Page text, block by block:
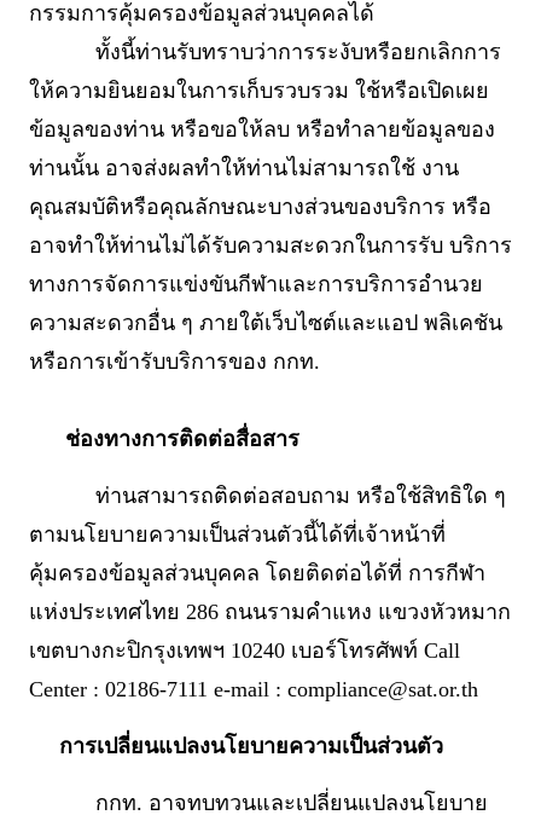
กรรมการคุ้มครองข้อมูลส่วนบุคคลได้
ทั้งนี้ท่านรับทราบว่าการระงับหรือยกเลิกการ
ให้ความยินยอมในการเก็บรวบรวม ใช้หรือเปิดเผย
ข้อมูลของท่าน หรือขอให้ลบ หรือทำลายข้อมูลของ
ท่านนั้น อาจส่งผลทำให้ท่านไม่สามารถใช้ งาน
คุณสมบัติหรือคุณลักษณะบางส่วนของบริการ หรือ
อาจทำให้ท่านไม่ได้รับความสะดวกในการรับ บริการ
ทางการจัดการแข่งขันกีฬาและการบริการอำนวย
ความสะดวกอื่น ๆ ภายใต้เว็บไซต์และแอป พลิเคชัน
หรือการเข้ารับบริการของ กกท.
ช่องทางการติดต่อสื่อสาร
ท่านสามารถติดต่อสอบถาม หรือใช้สิทธิใด ๆ
ตามนโยบายความเป็นส่วนตัวนี้ได้ที่เจ้าหน้าที่
คุ้มครองข้อมูลส่วนบุคคล โดยติดต่อได้ที่ การกีฬา
แห่งประเทศไทย 286 ถนนรามคำแหง แขวงหัวหมาก
เขตบางกะปิกรุงเทพฯ 10240 เบอร์โทรศัพท์ Call
Center : 02186-7111 e-mail : compliance@sat.or.th
การเปลี่ยนแปลงนโยบายความเป็นส่วนตัว
กกท. อาจทบทวนและเปลี่ยนแปลงนโยบาย